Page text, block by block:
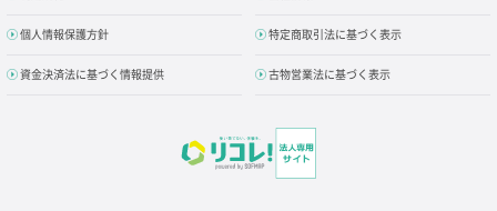
個人情報保護方針 特定商取引法に基づく表示
資金決済法に基づく情報提供 古物営業法に基づく表示